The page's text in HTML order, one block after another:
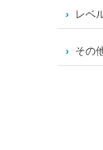
レベ
その